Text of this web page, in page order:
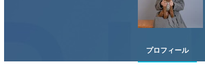
プロフィール